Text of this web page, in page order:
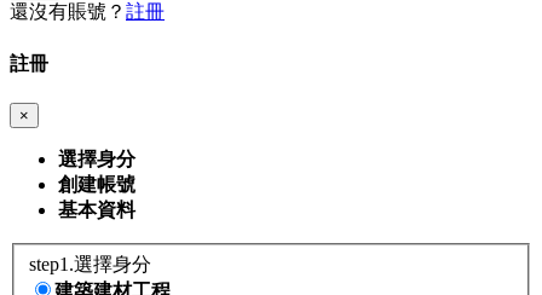
還沒有賬號？ 註冊
註冊
×
選擇身分
創建帳號
基本資料
step1.選擇身分
建築建材工程